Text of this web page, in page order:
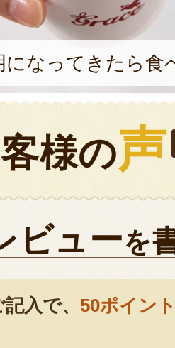
になってきたら食
様の声
ビューを
入で、 50ポイン